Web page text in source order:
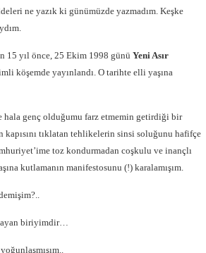
ne yazık ki günümüzde yazmadım. Keşke
15 yıl önce, 25 Ekim 1998 günüYeni Asır
köşemde yayınlandı. O tarihte elli yaşına
hala genç olduğumu farz etmemin getirdiği bir
tıklatan tehlikelerin sinsi soluğunu hafifçe
toz kondurmadan coşkulu ve inançlı
kutlamanın manifestosunu (!) karalamışım.
biriyimdir…